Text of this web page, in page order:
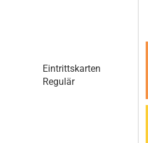
Eintrittskarten
Regulär